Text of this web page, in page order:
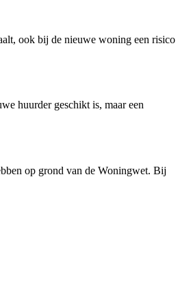
ook bij de nieuwe woning een risico
huurder geschikt is, maar een
op grond van de Woningwet. Bij